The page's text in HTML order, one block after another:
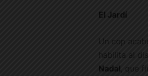
El Jardí
Un cop
habilita al
Nadal, que